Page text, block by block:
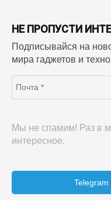
НЕ ПРОПУСТИ
Подписывайся на
мира гаджетов и
Мы не спамим! Раз в
интересное.
Telegram